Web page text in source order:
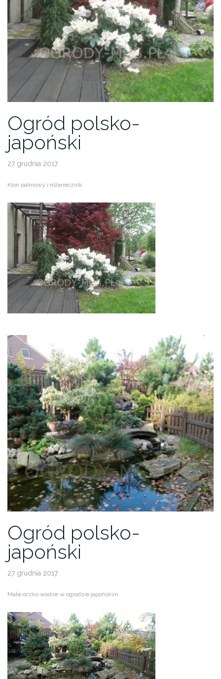
Ogród polsko-
japoński
27 grudnia 2017
Klon palmowy i różanecznik
Ogród polsko-
japoński
27 grudnia 2017
Małe oczko wodne w ogrodzie japońskim